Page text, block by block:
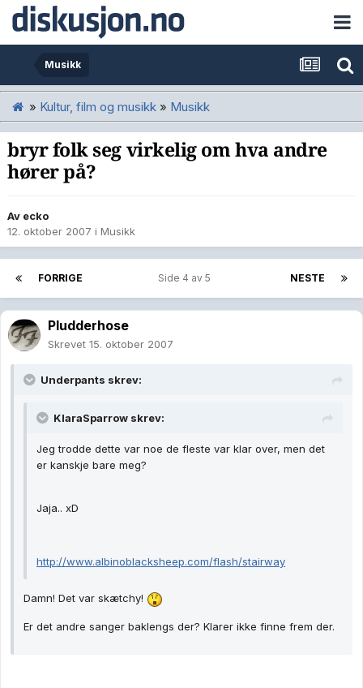
Musikk
» Kultur, film og musikk » Musikk
bryr folk seg virkelig om hva andre
hører på?
Av ecko
12. oktober 2007 i Musikk
FORRIGE NESTE
Side 4 av 5
Pludderhose
Skrevet 15. oktober 2007
Underpants skrev:
KlaraSparrow skrev:
Jeg trodde dette var noe de fleste var klar over, men det
er kanskje bare meg?
Jaja.. xD
http://www.albinoblacksheep.com/flash/stairway
Damn! Det var skætchy!
Er det andre sanger baklengs der? Klarer ikke finne frem der.